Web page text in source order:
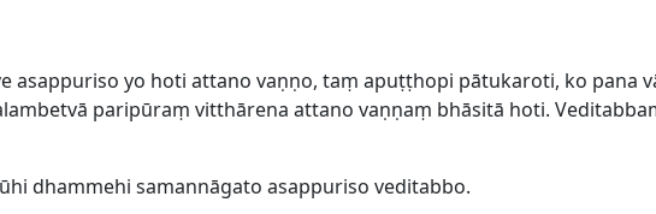
asappuriso yo hoti attano vaṇṇo, taṃ apuṭṭhopi pātukaroti, ko pana
paripūraṃ vitthārena attano vaṇṇaṃ bhāsitā hoti.
dhammehi samannāgato asappuriso veditabbo.